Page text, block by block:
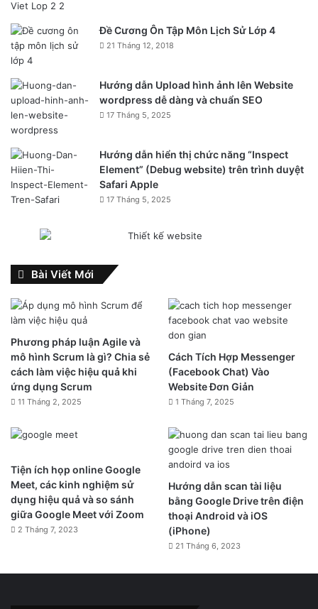
Đề Cương Ôn Tập Môn Lịch Sử Lớp 4
21 Tháng 12, 2018
Hướng dẫn Upload hình ảnh lên Website
wordpress dễ dàng và chuẩn SEO
17 Tháng 5, 2025
Hướng dẫn hiển thị chức năng “Inspect
Element” (Debug website) trên trình duyệt
Safari Apple
17 Tháng 5, 2025
Bài Viết Mới
Phương pháp luận Agile và
mô hình Scrum là gì? Chia sẻ
cách làm việc hiệu quả khi
ứng dụng Scrum
11 Tháng 2, 2025
Cách Tích Hợp Messenger
(Facebook Chat) Vào
Website Đơn Giản
1 Tháng 7, 2025
Tiện ích họp online Google
Meet, các kinh nghiệm sử
dụng hiệu quả và so sánh
giữa Google Meet với Zoom
2 Tháng 7, 2023
Hướng dẫn scan tài liệu
bằng Google Drive trên điện
thoại Android và iOS
(iPhone)
21 Tháng 6, 2023